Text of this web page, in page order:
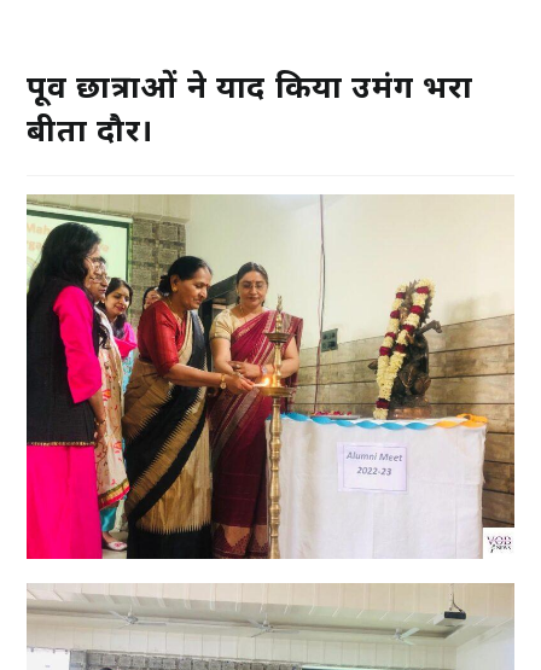
पूर्व छात्राओं ने याद किया उमंग भरा
बीता दौर।